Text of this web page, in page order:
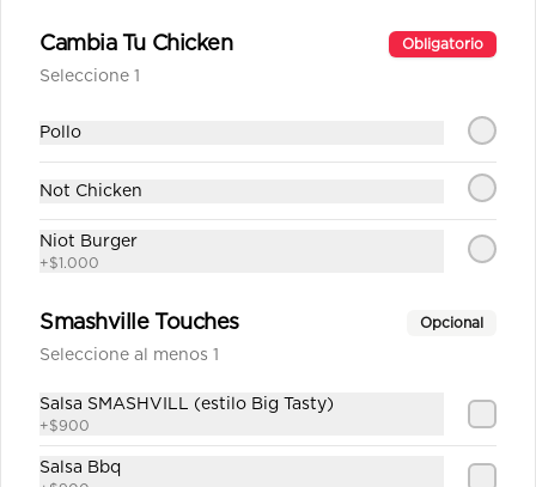
$1.890
Cambia Tu Chicken Obligatorio
Seleccione 1
Pollo
Not Chicken
Niot Burger
+$1.000
Smashville Touches Opcional
Seleccione al menos 1
Salsa SMASHVILL (estilo Big Tasty)
+$900
Salsa Bbq